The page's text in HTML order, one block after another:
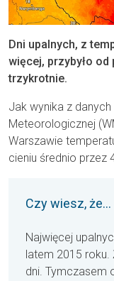
Dni upalnych, z
więcej, przybyło od
trzykrotnie.
Jak wynika z
Meteorologicznej
Warszawie
cieniu średnio przez
Czy wiesz, że...
Najwięcej
latem 2015 roku.
dni. Tymczasem